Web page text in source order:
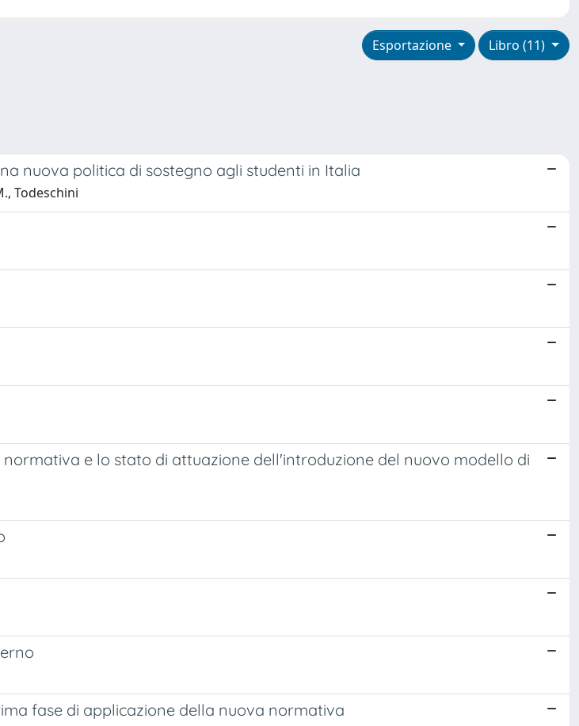
Libro (11)
Esportazione
nuova politica di sostegno agli studenti in Italia
Todeschini
e lo stato di attuazione dell'introduzione del nuovo modello di
fase di applicazione della nuova normativa